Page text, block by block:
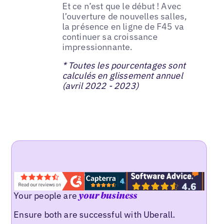
Et ce n’est que le début ! Avec
l’ouverture de nouvelles salles,
la présence en ligne de F45 va
continuer sa croissance
impressionnante.
* Toutes les pourcentages sont
calculés en glissement annuel
(avril 2022 - 2023)
Your people areyour business
Ensure both are successful with Uberall.